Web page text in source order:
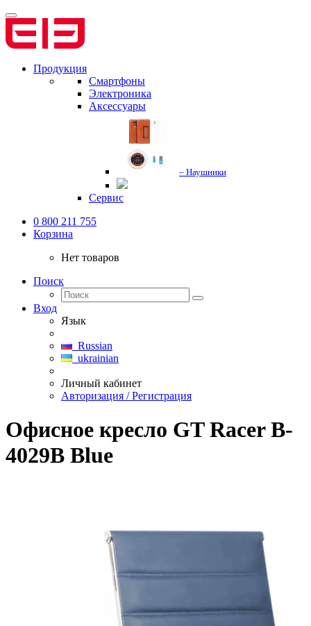
Продукция
Смартфоны
Электроника
Аксессуары
– Наушники
Сервис
0 800 211 755
Корзина
Нет товаров
Поиск
Вход
Язык
Russian
ukrainian
Личный кабинет
Авторизация / Регистрация
Офисное кресло GT Racer B-
4029B Blue